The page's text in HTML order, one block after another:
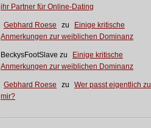
ihr Partner für Online-Dating
Gebhard Roese zu
Einige kritische
Anmerkungen zur weiblichen Dominanz
BeckysFootSlave zu
Einige kritische
Anmerkungen zur weiblichen Dominanz
Gebhard Roese zu
Wer passt eigentlich zu
mir?